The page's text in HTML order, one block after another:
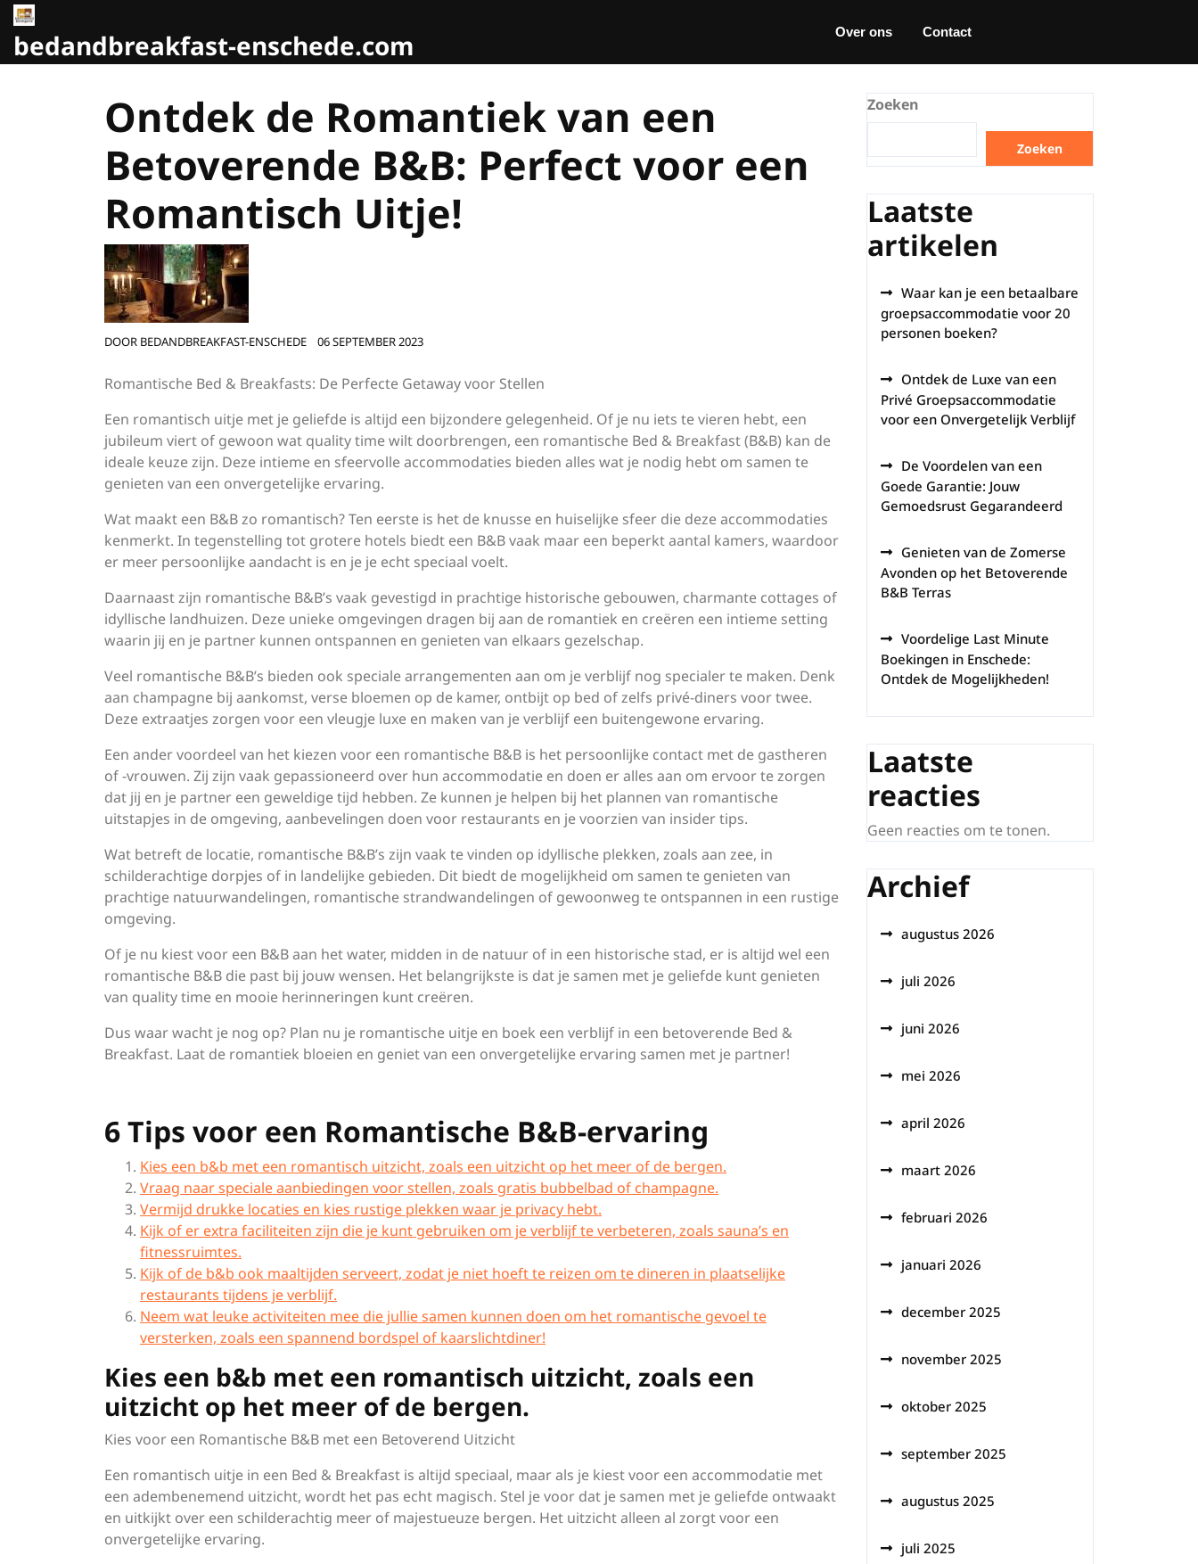
Naar
de
inhoud
bedandbreakfast-enschede.com Over ons Contact
Ontdek de Romantiek van een
Betoverende B&B: Perfect voor een
Romantisch Uitje!
DOOR BEDANDBREAKFAST-ENSCHEDE 06 SEPTEMBER 2023
Romantische Bed & Breakfasts: De Perfecte Getaway voor Stellen
Een romantisch uitje met je geliefde is altijd een bijzondere gelegenheid. Of je nu iets te vieren hebt, een
jubileum viert of gewoon wat quality time wilt doorbrengen, een romantische Bed & Breakfast (B&B) kan de
ideale keuze zijn. Deze intieme en sfeervolle accommodaties bieden alles wat je nodig hebt om samen te
genieten van een onvergetelijke ervaring.
Wat maakt een B&B zo romantisch? Ten eerste is het de knusse en huiselijke sfeer die deze accommodaties
kenmerkt. In tegenstelling tot grotere hotels biedt een B&B vaak maar een beperkt aantal kamers, waardoor
er meer persoonlijke aandacht is en je je echt speciaal voelt.
Daarnaast zijn romantische B&B’s vaak gevestigd in prachtige historische gebouwen, charmante cottages of
idyllische landhuizen. Deze unieke omgevingen dragen bij aan de romantiek en creëren een intieme setting
waarin jij en je partner kunnen ontspannen en genieten van elkaars gezelschap.
Veel romantische B&B’s bieden ook speciale arrangementen aan om je verblijf nog specialer te maken. Denk
aan champagne bij aankomst, verse bloemen op de kamer, ontbijt op bed of zelfs privé-diners voor twee.
Deze extraatjes zorgen voor een vleugje luxe en maken van je verblijf een buitengewone ervaring.
Een ander voordeel van het kiezen voor een romantische B&B is het persoonlijke contact met de gastheren
of -vrouwen. Zij zijn vaak gepassioneerd over hun accommodatie en doen er alles aan om ervoor te zorgen
dat jij en je partner een geweldige tijd hebben. Ze kunnen je helpen bij het plannen van romantische
uitstapjes in de omgeving, aanbevelingen doen voor restaurants en je voorzien van insider tips.
Wat betreft de locatie, romantische B&B’s zijn vaak te vinden op idyllische plekken, zoals aan zee, in
schilderachtige dorpjes of in landelijke gebieden. Dit biedt de mogelijkheid om samen te genieten van
prachtige natuurwandelingen, romantische strandwandelingen of gewoonweg te ontspannen in een rustige
omgeving.
Of je nu kiest voor een B&B aan het water, midden in de natuur of in een historische stad, er is altijd wel een
romantische B&B die past bij jouw wensen. Het belangrijkste is dat je samen met je geliefde kunt genieten
van quality time en mooie herinneringen kunt creëren.
Dus waar wacht je nog op? Plan nu je romantische uitje en boek een verblijf in een betoverende Bed &
Breakfast. Laat de romantiek bloeien en geniet van een onvergetelijke ervaring samen met je partner!
6 Tips voor een Romantische B&B-ervaring
Kies een b&b met een romantisch uitzicht, zoals een uitzicht op het meer of de bergen.
Vraag naar speciale aanbiedingen voor stellen, zoals gratis bubbelbad of champagne.
Vermijd drukke locaties en kies rustige plekken waar je privacy hebt.
Kijk of er extra faciliteiten zijn die je kunt gebruiken om je verblijf te verbeteren, zoals sauna’s en
fitnessruimtes.
Kijk of de b&b ook maaltijden serveert, zodat je niet hoeft te reizen om te dineren in plaatselijke
restaurants tijdens je verblijf.
Neem wat leuke activiteiten mee die jullie samen kunnen doen om het romantische gevoel te
versterken, zoals een spannend bordspel of kaarslichtdiner!
Kies een b&b met een romantisch uitzicht, zoals een
uitzicht op het meer of de bergen.
Kies voor een Romantische B&B met een Betoverend Uitzicht
Een romantisch uitje in een Bed & Breakfast is altijd speciaal, maar als je kiest voor een accommodatie met
een adembenemend uitzicht, wordt het pas echt magisch. Stel je voor dat je samen met je geliefde ontwaakt
en uitkijkt over een schilderachtig meer of majestueuze bergen. Het uitzicht alleen al zorgt voor een
onvergetelijke ervaring.
Zoeken
Zoeken
Laatste
artikelen
Waar kan je een betaalbare
groepsaccommodatie voor 20
personen boeken?
Ontdek de Luxe van een
Privé Groepsaccommodatie
voor een Onvergetelijk Verblijf
De Voordelen van een
Goede Garantie: Jouw
Gemoedsrust Gegarandeerd
Genieten van de Zomerse
Avonden op het Betoverende
B&B Terras
Voordelige Last Minute
Boekingen in Enschede:
Ontdek de Mogelijkheden!
Laatste
reacties
Geen reacties om te tonen.
Archief
augustus 2026
juli 2026
juni 2026
mei 2026
april 2026
maart 2026
februari 2026
januari 2026
december 2025
november 2025
oktober 2025
september 2025
augustus 2025
juli 2025